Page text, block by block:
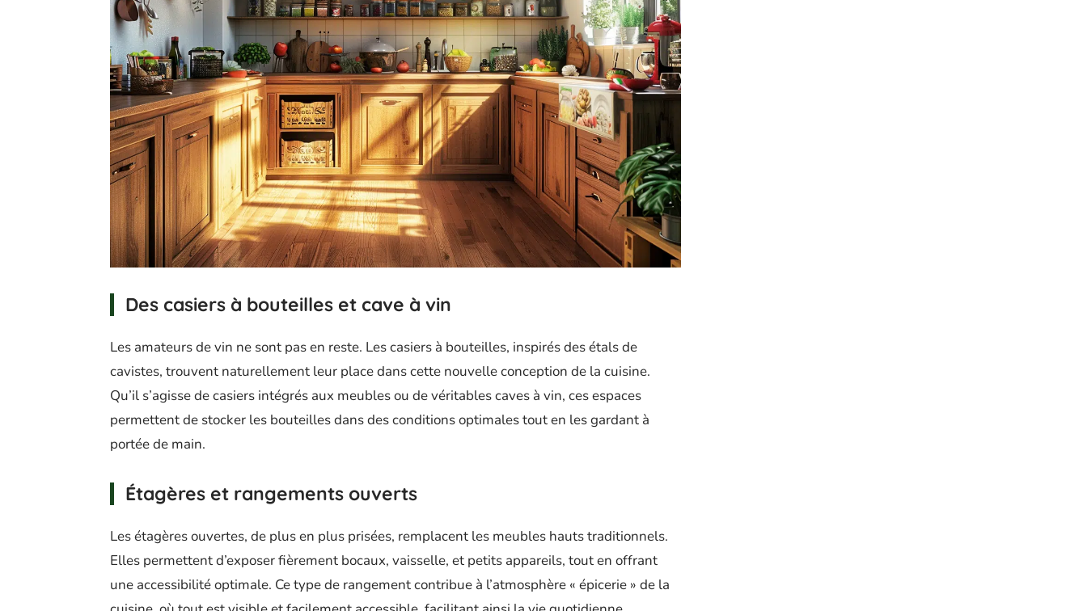
Des casiers à bouteilles et cave à vin
Les amateurs de vin ne sont pas en reste. Les casiers à bouteilles, inspirés des étals de
cavistes, trouvent naturellement leur place dans cette nouvelle conception de la cuisine.
Qu’il s’agisse de casiers intégrés aux meubles ou de véritables caves à vin, ces espaces
permettent de stocker les bouteilles dans des conditions optimales tout en les gardant à
portée de main.
Étagères et rangements ouverts
Les étagères ouvertes, de plus en plus prisées, remplacent les meubles hauts traditionnels.
Elles permettent d’exposer fièrement bocaux, vaisselle, et petits appareils, tout en offrant
une accessibilité optimale. Ce type de rangement contribue à l’atmosphère « épicerie » de la